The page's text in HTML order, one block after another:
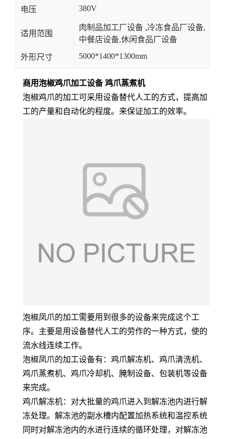
电压 380V
适用范围
肉制品加工厂设备 ,冷冻食品厂设备,
中餐店设备,休闲食品厂设备
外形尺寸 5000*1400*1300mm
商用泡椒鸡爪加工设备 鸡爪蒸煮机
泡椒鸡爪的加工可采用设备替代人工的方式，提高加
工的产量和自动化的程度。来保证加工的效率。
泡椒凤爪的加工需要用到很多的设备来完成这个工
序。主要是用设备替代人工的劳作的一种方式，使的
流水线连续工作。
泡椒凤爪的加工设备有：鸡爪解冻机、鸡爪清洗机、
鸡爪蒸煮机、鸡爪冷却机、腌制设备、包装机等设备
来完成。
鸡爪解冻机：对大批量的鸡爪进入到解冻池内进行解
冻处理。解冻池的副水槽内配置加热系统和温控系统
同时对解冻池内的水进行连续的循环处理，对解冻池